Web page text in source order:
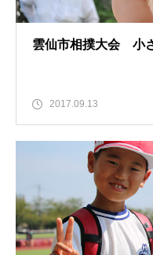
雲仙市相撲大会 小
2017.09.13